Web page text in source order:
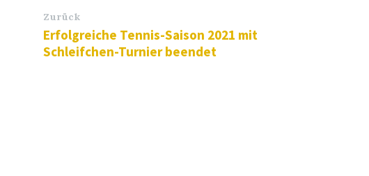
Zurück
Erfolgreiche Tennis-Saison 2021 mit
Schleifchen-Turnier beendet